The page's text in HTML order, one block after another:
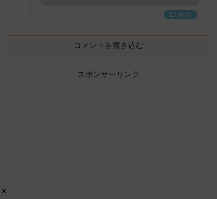
返信
コメントを書き込む
スポンサーリンク